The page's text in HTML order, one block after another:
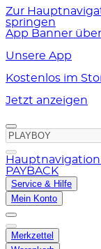
Zur
springen
App Banner
Unsere App
Kostenlos im
Jetzt anzeigen
PAYBACK
Service & Hilfe
Mein Konto
Merkzettel